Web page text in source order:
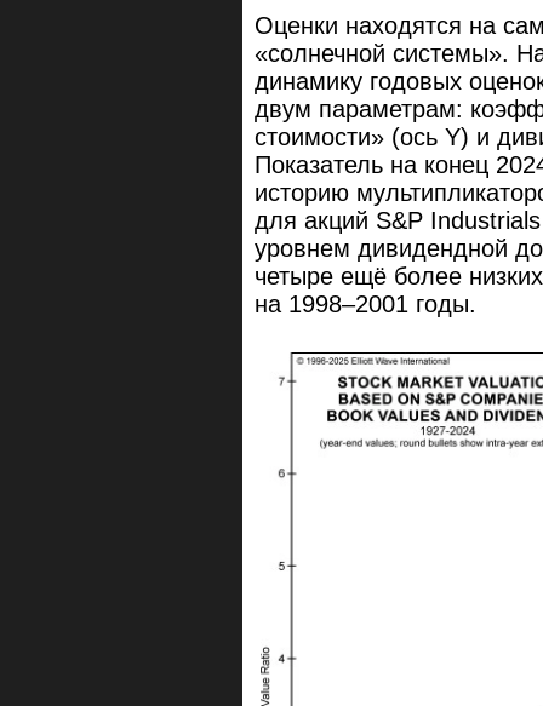
Оценки находятся на
«солнечной системы».
динамику годовых
двум параметрам:
стоимости» (ось Y) и
Показатель на конец
историю
для акций S&P
уровнем дивидендной
четыре ещё более
на 1998–2001 годы.